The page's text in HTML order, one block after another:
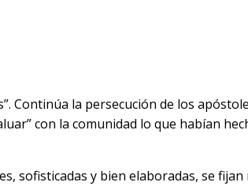
Continúa la persecución de los
con la comunidad lo que habían
sofisticadas y bien elaboradas, se